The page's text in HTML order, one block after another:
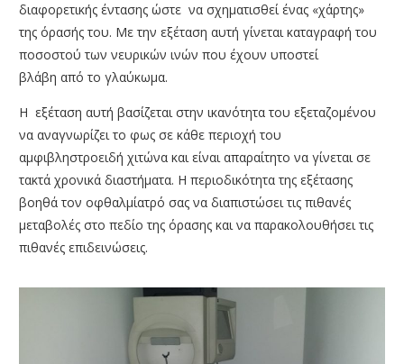
ΤΜΗΜΑ ΡΙΝΟΔΑΚΡΥΪΚΟΥ ΣΥΣΤΗΜΑΤΟΣ
ΤΜΗΜΑ ΧΕΙΡΟΥΡΓΙΚΗΣ ΥΑΛΟΕΙΔΟΥΣ –
ΑΜΦΙΒΛΗΣΤΡΟΕΙΔΟΥΣ
ΤΜΗΜΑ ΦΛΕΓΜΟΝΩΝ – ΡΑΓΟΕΙΔΙΤΙΔΑΣ
ΤΜΗΜΑ ΟΦΘΑΛΜΟΛΟΓΙΚΟΥ CHECK UP
ΤΜΗΜΑ ΕΚΠΑΙΔΕΥΣΗΣ & ΕΡΕΥΝΑΣ
ΠΑΘΗΣΕΙΣ
διαφορετικής έντασης ώστε να σχηματισθεί ένας «χάρτης»
της όρασής του. Με την εξέταση αυτή γίνεται καταγραφή του
ποσοστού των νευρικών ινών που έχουν υποστεί
βλάβη από το γλαύκωμα.
Η εξέταση αυτή βασίζεται στην ικανότητα του εξεταζομένου
να αναγνωρίζει το φως σε κάθε περιοχή του
αμφιβληστροειδή χιτώνα και είναι απαραίτητο να γίνεται σε
τακτά χρονικά διαστήματα. Η περιοδικότητα της εξέτασης
βοηθά τον οφθαλμίατρό σας να διαπιστώσει τις πιθανές
μεταβολές στο πεδίο της όρασης και να παρακολουθήσει τις
πιθανές επιδεινώσεις.